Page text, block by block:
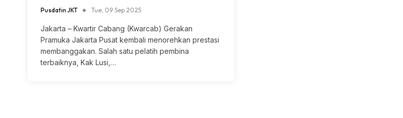
Pusdatin JKT Tue, 09 Sep 2025
Jakarta – Kwartir Cabang (Kwarcab) Gerakan
Pramuka Jakarta Pusat kembali menorehkan prestasi
membanggakan. Salah satu pelatih pembina
terbaiknya, Kak Lusi,…